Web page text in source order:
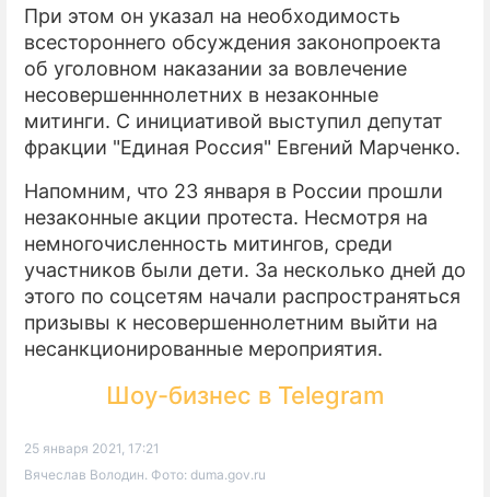
При этом он указал на необходимость
всестороннего обсуждения законопроекта
об уголовном наказании за вовлечение
несовершенннолетних в незаконные
митинги. С инициативой выступил депутат
фракции "Единая Россия" Евгений Марченко.
Напомним, что 23 января в России прошли
незаконные акции протеста. Несмотря на
немногочисленность митингов, среди
участников были дети. За несколько дней до
этого по соцсетям начали распространяться
призывы к несовершеннолетним выйти на
несанкционированные мероприятия.
Шоу-бизнес в Telegram
25 января 2021, 17:21
Вячеслав Володин. Фото: duma.gov.ru